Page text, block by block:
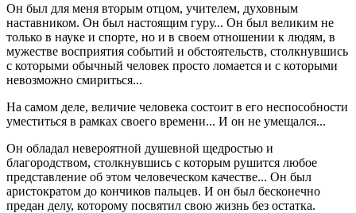
Он был для меня вторым отцом, учителем, духовным
наставником. Он был настоящим гуру... Он был великим не
только в науке и спорте, но и в своем отношении к людям, в
мужестве восприятия событий и обстоятельств, столкнувшись
с которыми обычный человек просто ломается и с которыми
невозможно смириться...
На самом деле, величие человека состоит в его неспособности
уместиться в рамках своего времени... И он не умещался...
Он обладал невероятной душевной щедростью и
благородством, столкнувшись с которым рушится любое
представление об этом человеческом качестве... Он был
аристократом до кончиков пальцев. И он был бесконечно
предан делу, которому посвятил свою жизнь без остатка.